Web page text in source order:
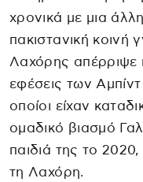
χρονικά με μια
πακιστανική κοινή
Λαχόρης απέρριψε
εφέσεις των
οποίοι είχαν
ομαδικό βιασμό
παιδιά της το
τη Λαχόρη.